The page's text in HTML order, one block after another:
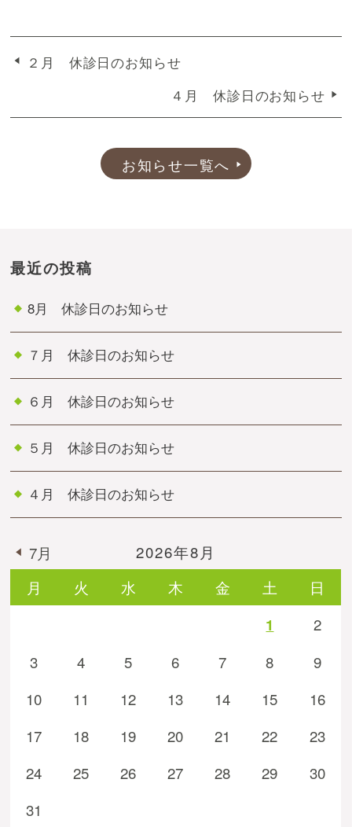
２月 休診日のお知らせ
４月 休診日のお知らせ
お知らせ一覧へ
最近の投稿
8月 休診日のお知らせ
７月 休診日のお知らせ
６月 休診日のお知らせ
５月 休診日のお知らせ
４月 休診日のお知らせ
2026年8月
月
火 水 木 金 土 日
7月
1
2
3
4 5 6 7 8
9
10
11 12 13 14 15
16
17
18 19 20 21 22
23
24
25 26 27 28 29
30
31